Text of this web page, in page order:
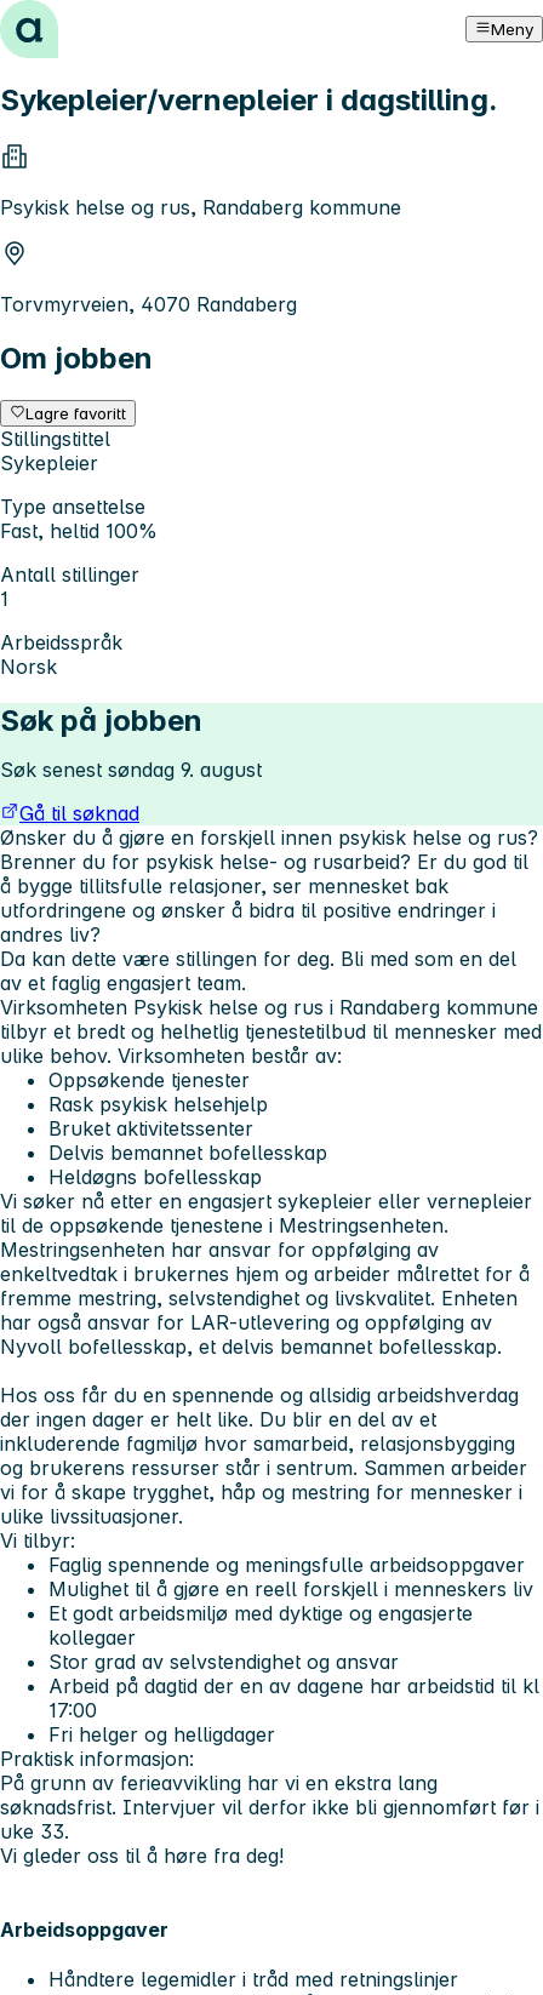
Hopp til innhold Meny
Sykepleier/vernepleier i dagstilling.
Psykisk helse og rus, Randaberg kommune
Torvmyrveien, 4070 Randaberg
Om jobben
Lagre favoritt
Stillingstittel
Sykepleier
Type ansettelse
Fast, heltid 100%
Antall stillinger
1
Arbeidsspråk
Norsk
Søk på jobben
Søk senest søndag 9. august
Gå til søknad
Ønsker du å gjøre en forskjell innen psykisk helse og rus?
Brenner du for psykisk helse- og rusarbeid? Er du god til
å bygge tillitsfulle relasjoner, ser mennesket bak
utfordringene og ønsker å bidra til positive endringer i
andres liv?
Da kan dette være stillingen for deg. Bli med som en del
av et faglig engasjert team.
Virksomheten Psykisk helse og rus i Randaberg kommune
tilbyr et bredt og helhetlig tjenestetilbud til mennesker med
ulike behov. Virksomheten består av:
Oppsøkende tjenester
Rask psykisk helsehjelp
Bruket aktivitetssenter
Delvis bemannet bofellesskap
Heldøgns bofellesskap
Vi søker nå etter en engasjert sykepleier eller vernepleier
til de oppsøkende tjenestene i Mestringsenheten.
Mestringsenheten har ansvar for oppfølging av
enkeltvedtak i brukernes hjem og arbeider målrettet for å
fremme mestring, selvstendighet og livskvalitet. Enheten
har også ansvar for LAR-utlevering og oppfølging av
Nyvoll bofellesskap, et delvis bemannet bofellesskap.
Hos oss får du en spennende og allsidig arbeidshverdag
der ingen dager er helt like. Du blir en del av et
inkluderende fagmiljø hvor samarbeid, relasjonsbygging
og brukerens ressurser står i sentrum. Sammen arbeider
vi for å skape trygghet, håp og mestring for mennesker i
ulike livssituasjoner.
Vi tilbyr:
Faglig spennende og meningsfulle arbeidsoppgaver
Mulighet til å gjøre en reell forskjell i menneskers liv
Et godt arbeidsmiljø med dyktige og engasjerte
kollegaer
Stor grad av selvstendighet og ansvar
Arbeid på dagtid der en av dagene har arbeidstid til kl
17:00
Fri helger og helligdager
Praktisk informasjon:
På grunn av ferieavvikling har vi en ekstra lang
søknadsfrist. Intervjuer vil derfor ikke bli gjennomført før i
uke 33.
Vi gleder oss til å høre fra deg!
Arbeidsoppgaver
Håndtere legemidler i tråd med retningslinjer